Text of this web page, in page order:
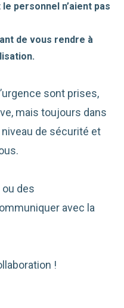
personnel n’aient pas
de vous rendre à
sont prises,
mais toujours dans
niveau de sécurité et
des
avec la
!